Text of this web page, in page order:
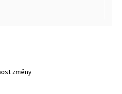
změny